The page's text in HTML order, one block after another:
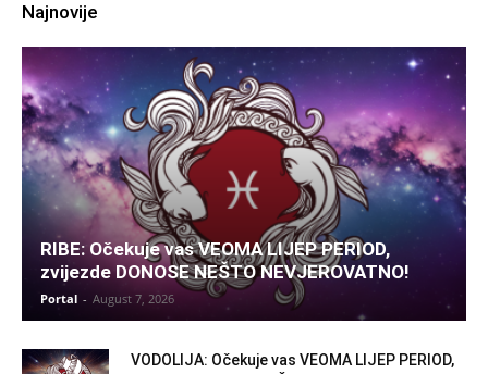
Najnovije
RIBE: Očekuje vas VEOMA LIJEP PERIOD,
zvijezde DONOSE NEŠTO NEVJEROVATNO!
Portal - August 7, 2026
VODOLIJA: Očekuje vas VEOMA LIJEP PERIOD,